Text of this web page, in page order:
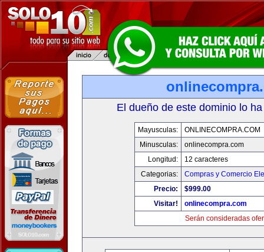
El dueño de este dominio lo
Mayusculas:
ONLINECOMPRA.COM
Minusculas:
onlinecompra.com
Longitud:
12 caracteres
Categorias:
Compras y Comercio
Precio:
$999.00
Visitar!
onlinecompra.com
Serán consideradas